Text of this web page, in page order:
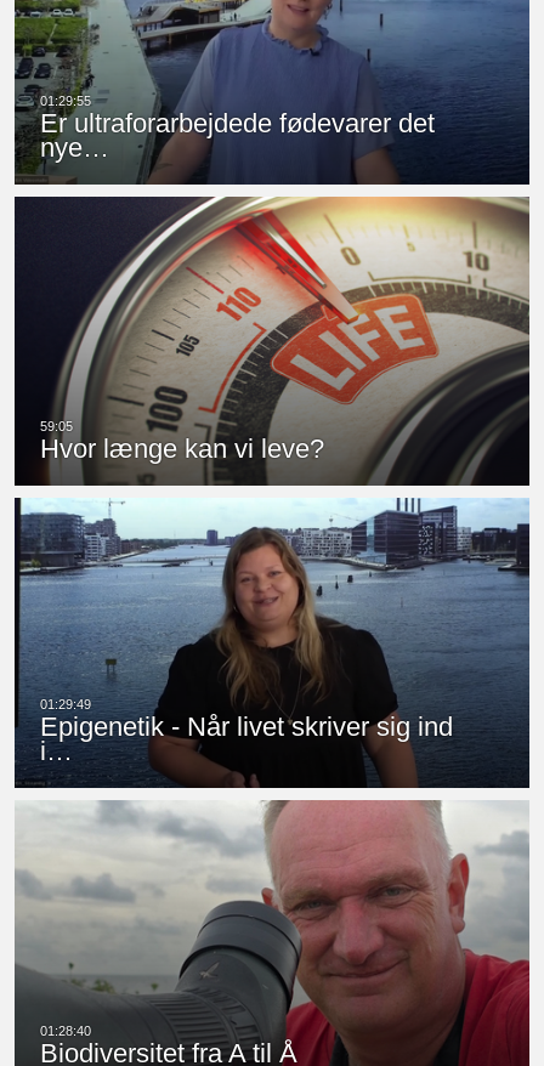
Er ultraforarbejdede fødevarer det
nye…
Hvor længe kan vi leve?
Epigenetik - Når livet skriver sig ind
i…
Biodiversitet fra A til Å